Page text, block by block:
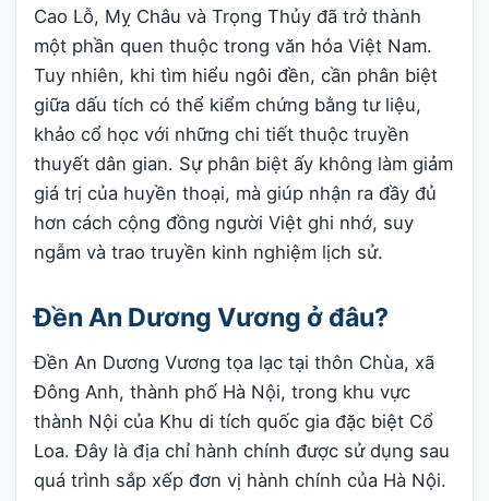
Cao Lỗ, Mỵ Châu và Trọng Thủy đã trở thành
một phần quen thuộc trong văn hóa Việt Nam.
Tuy nhiên, khi tìm hiểu ngôi đền, cần phân biệt
giữa dấu tích có thể kiểm chứng bằng tư liệu,
khảo cổ học với những chi tiết thuộc truyền
thuyết dân gian. Sự phân biệt ấy không làm giảm
giá trị của huyền thoại, mà giúp nhận ra đầy đủ
hơn cách cộng đồng người Việt ghi nhớ, suy
ngẫm và trao truyền kinh nghiệm lịch sử.
Đền An Dương Vương ở đâu?
Đền An Dương Vương tọa lạc tại thôn Chùa, xã
Đông Anh, thành phố Hà Nội, trong khu vực
thành Nội của Khu di tích quốc gia đặc biệt Cổ
Loa. Đây là địa chỉ hành chính được sử dụng sau
quá trình sắp xếp đơn vị hành chính của Hà Nội.